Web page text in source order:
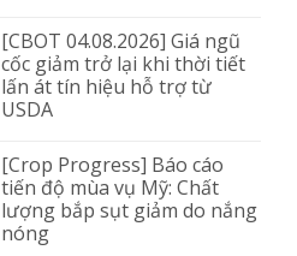
[CBOT 04.08.2026] Giá ngũ
cốc giảm trở lại khi thời tiết
lấn át tín hiệu hỗ trợ từ
USDA
[Crop Progress] Báo cáo
tiến độ mùa vụ Mỹ: Chất
lượng bắp sụt giảm do nắng
nóng